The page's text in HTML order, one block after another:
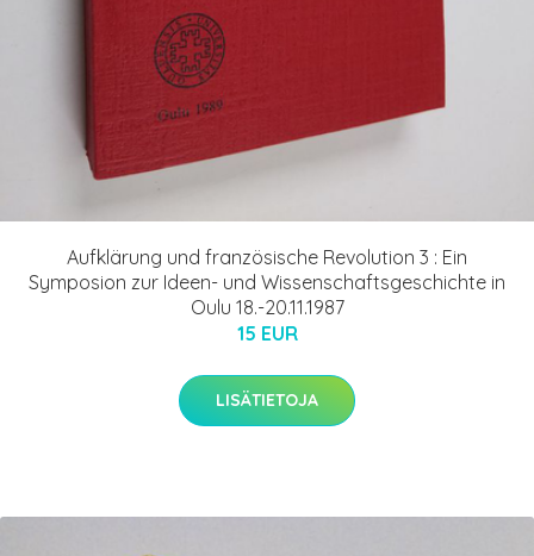
Aufklärung und französische Revolution 3 : Ein
Symposion zur Ideen- und Wissenschaftsgeschichte in
Oulu 18.-20.11.1987
15 EUR
LISÄTIETOJA